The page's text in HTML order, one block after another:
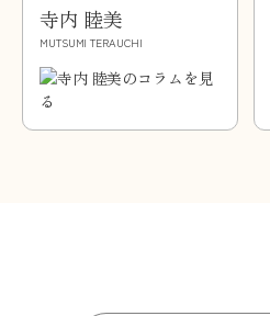
寺内 睦美
MUTSUMI TERAUCHI